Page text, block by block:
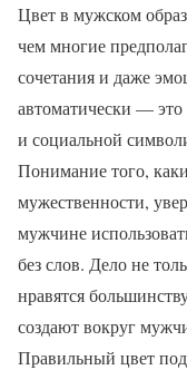
Цвет в мужском
чем многие
сочетания и даже
автоматически — это
и социальной
Понимание того,
мужественности,
мужчине
без слов. Дело не
нравятся
создают вокруг
Правильный цвет